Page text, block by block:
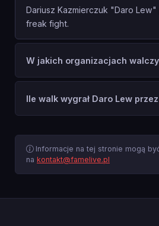
Dariusz Kazmierczuk "Daro
freak fight.
W jakich organizacjach
Ile walk wygrał Daro Lew
Informacje na tej stronie mogą
na kontakt@famelive.pl